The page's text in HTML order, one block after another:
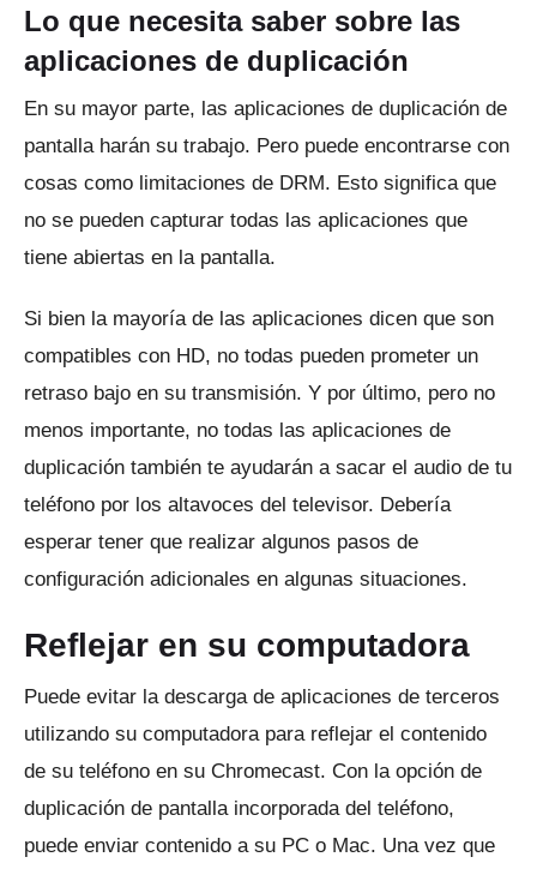
Lo que necesita saber sobre las
aplicaciones de duplicación
En su mayor parte, las aplicaciones de duplicación de
pantalla harán su trabajo. Pero puede encontrarse con
cosas como limitaciones de DRM. Esto significa que
no se pueden capturar todas las aplicaciones que
tiene abiertas en la pantalla.
Si bien la mayoría de las aplicaciones dicen que son
compatibles con HD, no todas pueden prometer un
retraso bajo en su transmisión. Y por último, pero no
menos importante, no todas las aplicaciones de
duplicación también te ayudarán a sacar el audio de tu
teléfono por los altavoces del televisor. Debería
esperar tener que realizar algunos pasos de
configuración adicionales en algunas situaciones.
Reflejar en su computadora
Puede evitar la descarga de aplicaciones de terceros
utilizando su computadora para reflejar el contenido
de su teléfono en su Chromecast. Con la opción de
duplicación de pantalla incorporada del teléfono,
puede enviar contenido a su PC o Mac. Una vez que